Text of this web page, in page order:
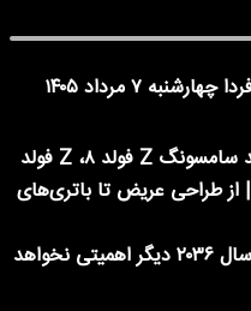
فوری | ادارات تهران فردا چهارشنبه ۷ مرداد ۱۴۰۵
معرفی سه مدل جدید سامسونگ Z فولد ۸، Z فولد
۸ اولترا و Z فلیپ ۸ | از طراحی عریض تا باتری‌های
ایلان ماسک: پول در سال ۲۰۳۶ دیگر اهمیتی نخواهد